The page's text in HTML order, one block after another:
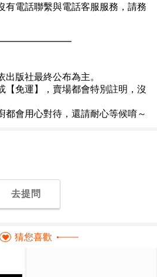
去提問
猜您喜歡